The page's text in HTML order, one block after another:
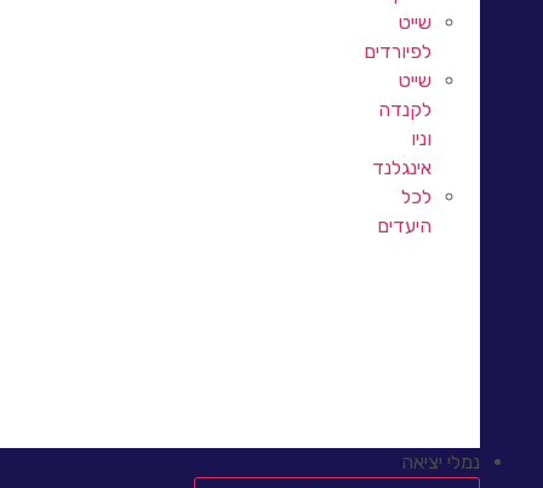
שייט
לפיורדים
שייט
לקנדה
וניו
אינגלנד
לכל
היעדים
נמלי יציאה